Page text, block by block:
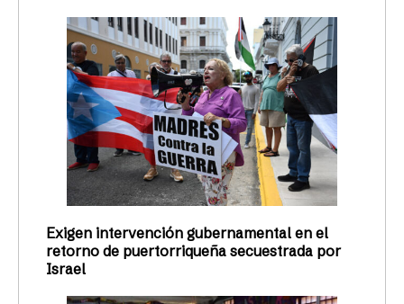
Exigen intervención gubernamental en el
retorno de puertorriqueña secuestrada por
Israel